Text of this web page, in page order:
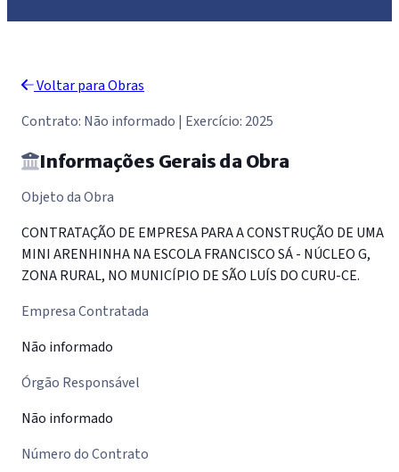
Voltar para Obras
Contrato: Não informado | Exercício: 2025
Informações Gerais da Obra
Objeto da Obra
CONTRATAÇÃO DE EMPRESA PARA A CONSTRUÇÃO DE UMA
MINI ARENHINHA NA ESCOLA FRANCISCO SÁ - NÚCLEO G,
ZONA RURAL, NO MUNICÍPIO DE SÃO LUÍS DO CURU-CE.
Empresa Contratada
Não informado
Órgão Responsável
Não informado
Número do Contrato